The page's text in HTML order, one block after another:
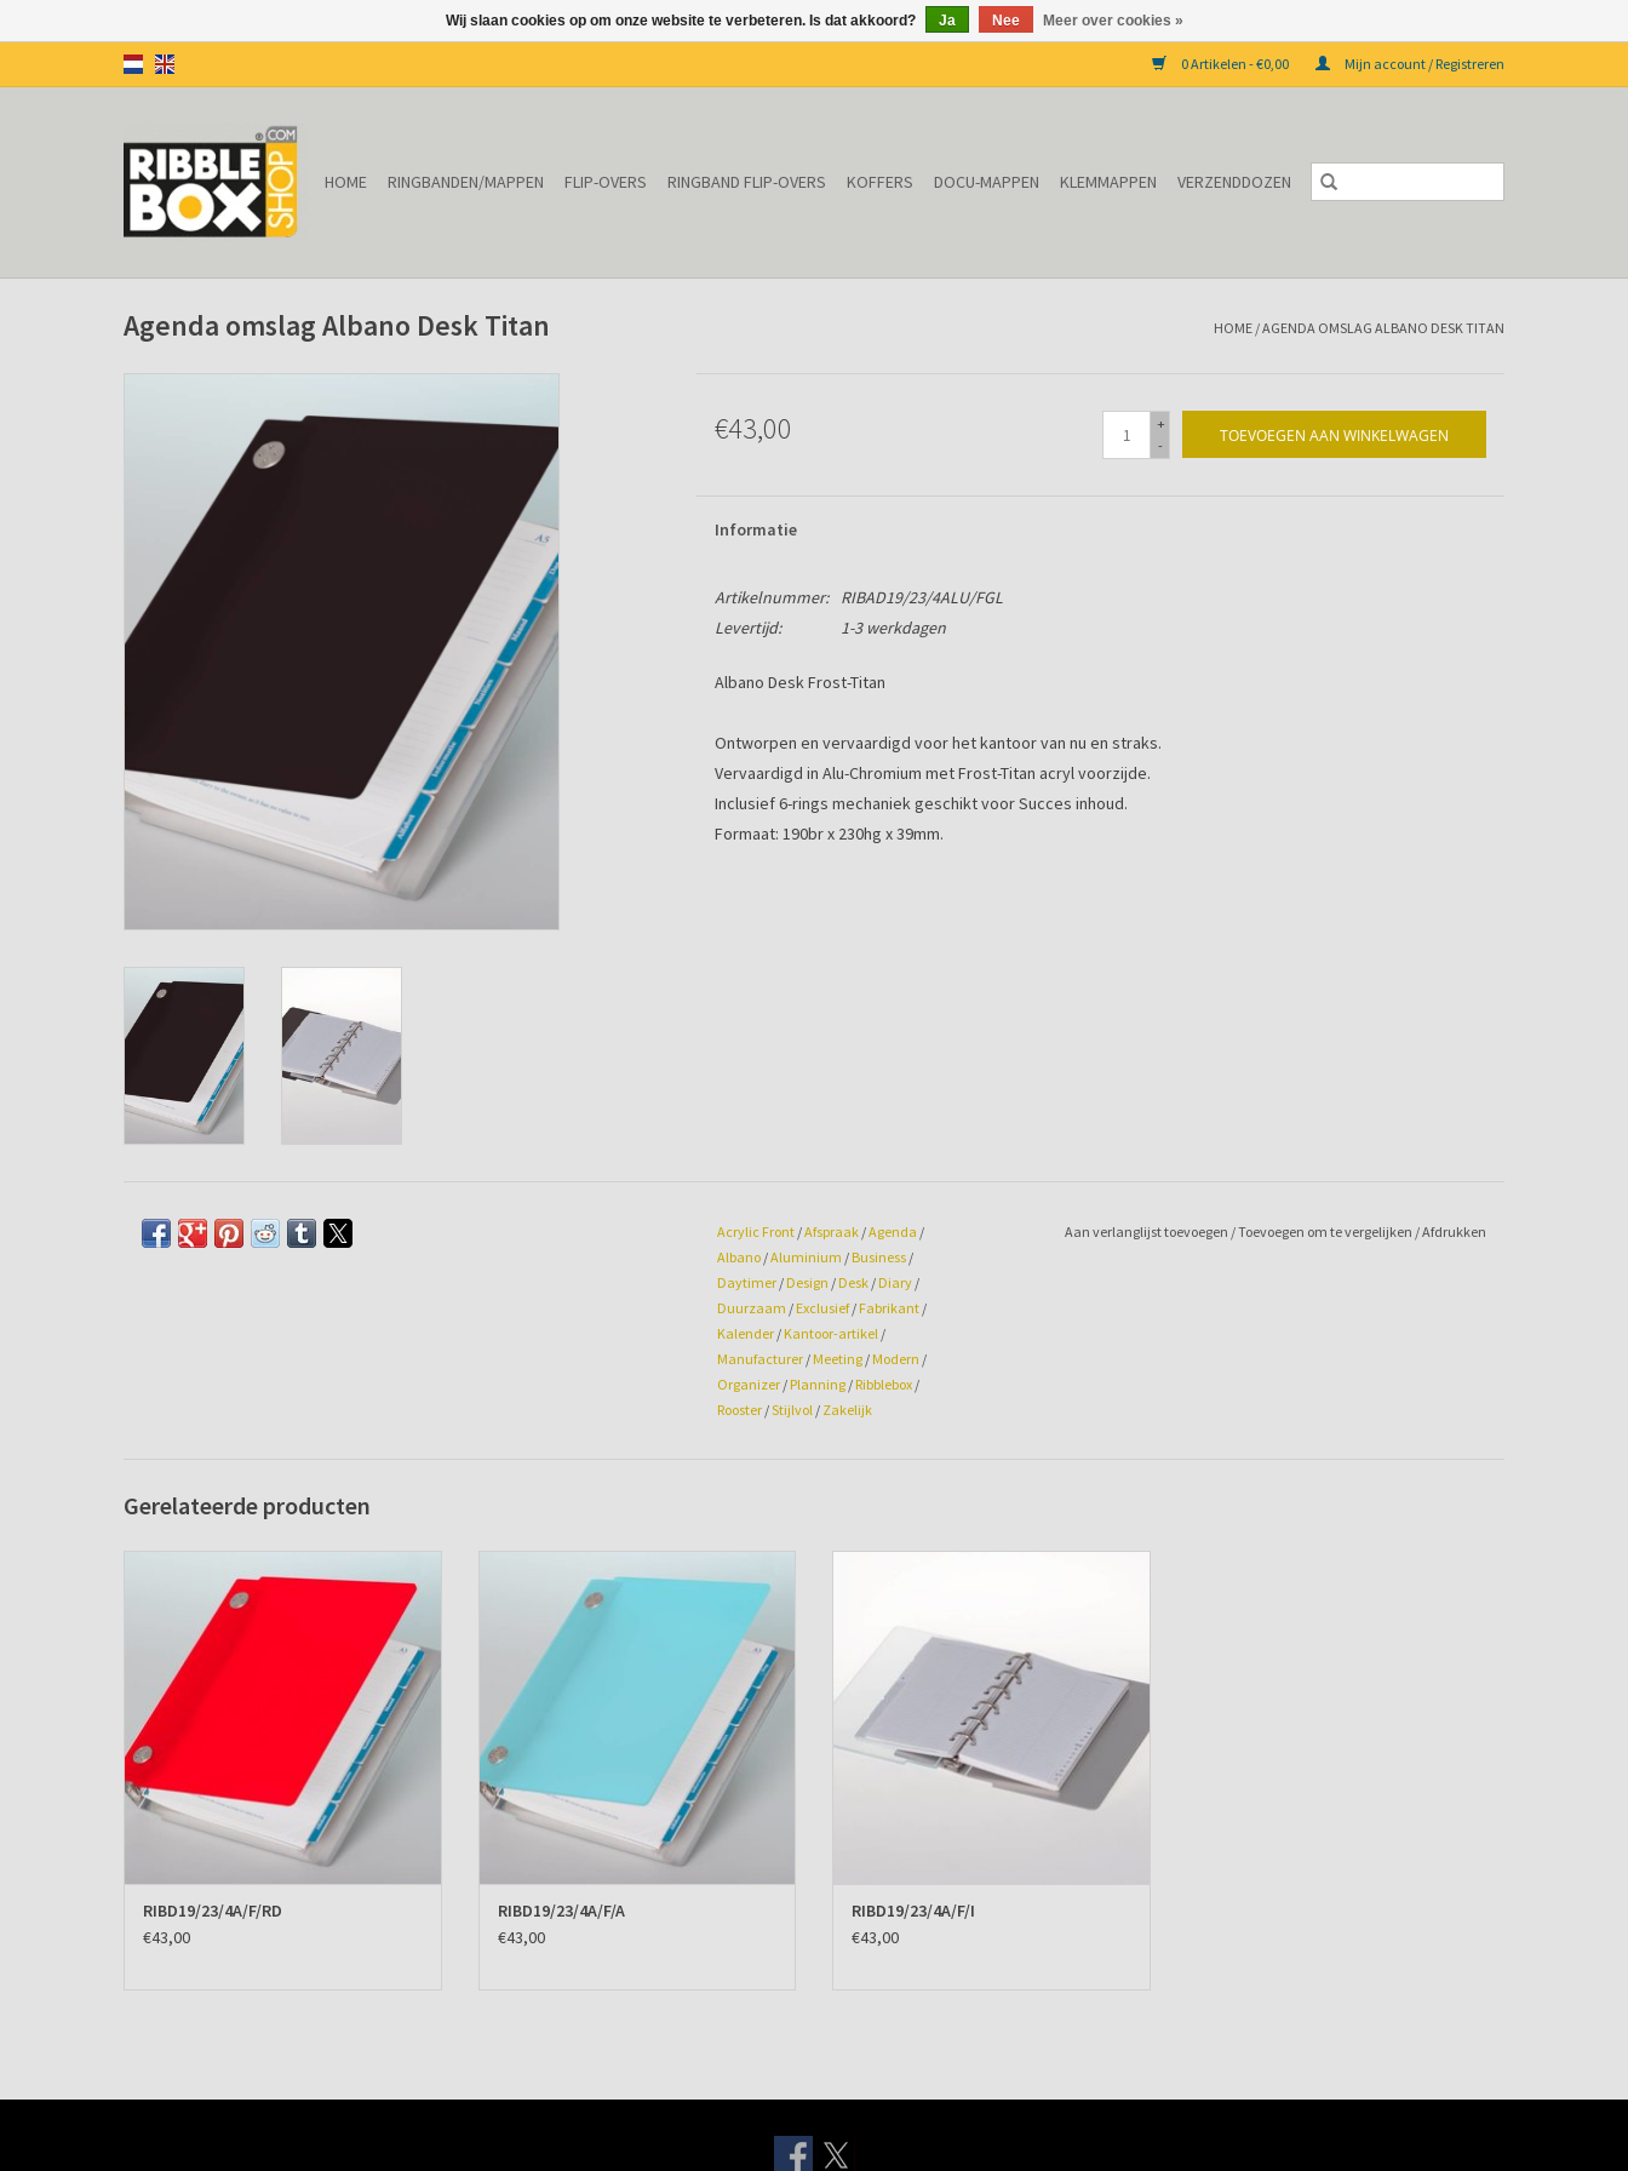
0 Artikelen - €0,00 Mijn account / Registreren
HOME RINGBANDEN/MAPPEN FLIP-OVERS RINGBAND FLIP-OVERS KOFFERS DOCU-MAPPEN KLEMMAPPEN VERZENDDOZEN
Agenda omslag Albano Desk Titan HOME /AGENDA OMSLAG ALBANO DESK TITAN
€43,00
+
-
TOEVOEGEN AAN WINKELWAGEN
Informatie
Artikelnummer:
RIBAD19/23/4ALU/FGL
Levertijd:
1-3 werkdagen
Albano Desk Frost-Titan
Ontworpen en vervaardigd voor het kantoor van nu en straks.
Vervaardigd in Alu-Chromium met Frost-Titan acryl voorzijde.
Inclusief 6-rings mechaniek geschikt voor Succes inhoud.
Formaat: 190br x 230hg x 39mm.
Acrylic Front /Afspraak /Agenda /
Albano /Aluminium / Business /
Daytimer / Design / Desk / Diary /
Duurzaam / Exclusief/ Fabrikant /
Kalender / Kantoor-artikel /
Manufacturer / Meeting / Modern /
Organizer / Planning / Ribblebox /
Rooster /Stijlvol / Zakelijk
Aan verlanglijst toevoegen /Toevoegen om te vergelijken /Afdrukken
Gerelateerde producten
TOEVOEGEN AAN WINKELWAGEN
RIBD19/23/4A/F/RD
€43,00
TOEVOEGEN AAN WINKELWAGEN
RIBD19/23/4A/F/A
€43,00
RIBD19/23/4A/F/I
€43,00
Wij slaan cookies op om onze website te verbeteren. Is dat akkoord? Ja Nee Meer over cookies »